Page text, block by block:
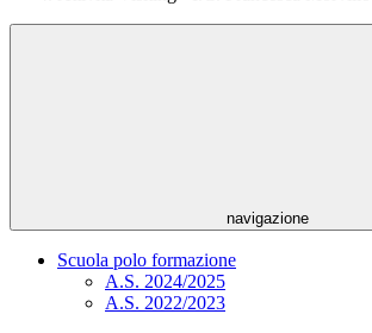
navigazione
Scuola polo formazione
A.S. 2024/2025
A.S. 2022/2023